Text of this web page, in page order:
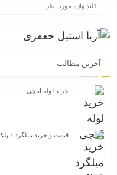
آخرین مطالب
خرید لوله اینچی
قیمت و خرید میلگرد